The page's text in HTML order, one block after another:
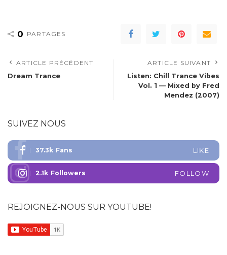
0 PARTAGES
ARTICLE PRÉCÉDENT
Dream Trance
ARTICLE SUIVANT
Listen: Chill Trance Vibes
Vol. 1 — Mixed by Fred
Mendez (2007)
SUIVEZ NOUS
37.3k Fans LIKE
2.1k Followers FOLLOW
REJOIGNEZ-NOUS SUR YOUTUBE!